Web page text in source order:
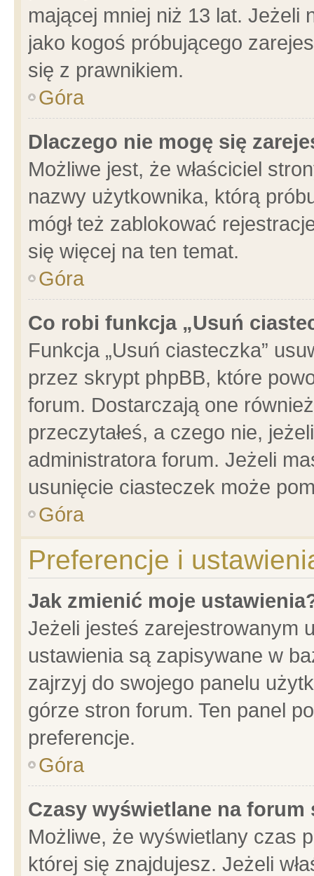
mającej mniej niż 13 lat. Jeżeli
jako kogoś próbującego
się z prawnikiem.
Góra
Dlaczego nie mogę się
Możliwe jest, że właściciel
nazwy użytkownika, którą
mógł też zablokować
się więcej na ten temat.
Góra
Co robi funkcja „Usuń
Funkcja „Usuń ciasteczka”
przez skrypt phpBB, które
forum. Dostarczają one
przeczytałeś, a czego nie,
administratora forum. Jeżeli
usunięcie ciasteczek może
Góra
Preferencje i
Jak zmienić moje
Jeżeli jesteś zarejestrowanym
ustawienia są zapisywane w
zajrzyj do swojego panelu
górze stron forum. Ten panel
preferencje.
Góra
Czasy wyświetlane na forum
Możliwe, że wyświetlany czas
której się znajdujesz. Jeżeli